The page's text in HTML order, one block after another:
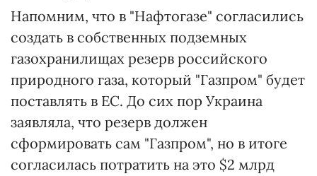
Напомним, что в "Нафтогазе" согласились
создать в собственных подземных
газохранилищах резерв российского
природного газа, который "Газпром" будет
поставлять в ЕС. До сих пор Украина
заявляла, что резерв должен
сформировать сам "Газпром", но в итоге
согласилась потратить на это $2 млрд